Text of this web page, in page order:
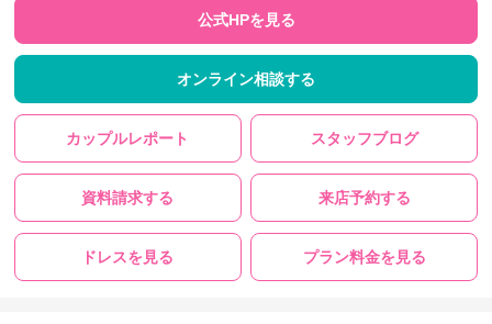
公式HPを見る
オンライン相談する
カップルレポート スタッフブログ
資料請求する 来店予約する
ドレスを見る プラン料金を見る